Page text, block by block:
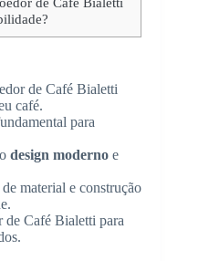
de Café Bialetti
café.
para
design moderno e
material e construção
de Café Bialetti para